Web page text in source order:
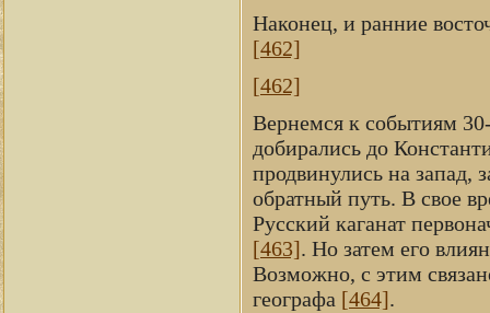
Наконец, и ранние
[462]
[462]
Вернемся к событиям
добирались до
продвинулись на запад,
обратный путь. В свое
Русский каганат
[463]. Но затем его
Возможно, с этим
географа [464].